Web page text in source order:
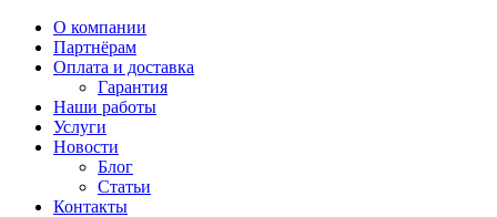
О компании
Партнёрам
Оплата и доставка
Гарантия
Наши работы
Услуги
Новости
Блог
Статьи
Контакты